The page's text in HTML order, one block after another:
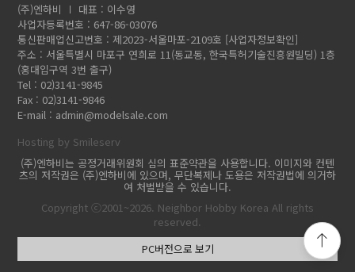
(주)엔하비
대표 : 이수영
사업자등록번호 : 647-86-03076
통신판매업신고번호 : 제2023-서울마포-2109호 [사업자정보확인]
주소 : 서울특별시 마포구 연희로 11(동교동, 한국특허기술진흥원빌딩) 1층
(홍대입구역 3번 출구)
Tel : 02)3141-9845
Fax : 02)3141-9846
E-mail : admin@modelsale.com
Hosting by Smileserv
(주)엔하비는 공정거래위원회 심의 표준약관을 사용합니다. 이미지와 컨텐
츠의 저작권은 (주)엔하비에 있으며, 무단복제나 도용은 저작권법에 의거하
여 처벌받을 수 있습니다.
Copyright ⓒ2001~2026. Neighbor Hobby Korea All rights
reserved.
PC버전으로 보기